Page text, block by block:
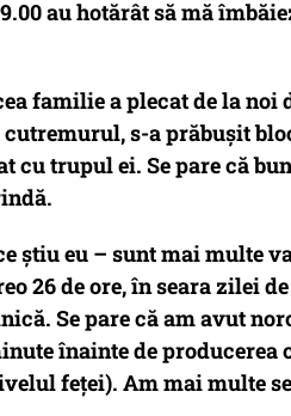
au hotărât să mă
familie a plecat de la noi
s-a prăbușit
cu trupul ei. Se pare că
știu eu – sunt mai multe
26 de ore, în seara zilei
Se pare că am avut
înainte de
feței). Am mai multe